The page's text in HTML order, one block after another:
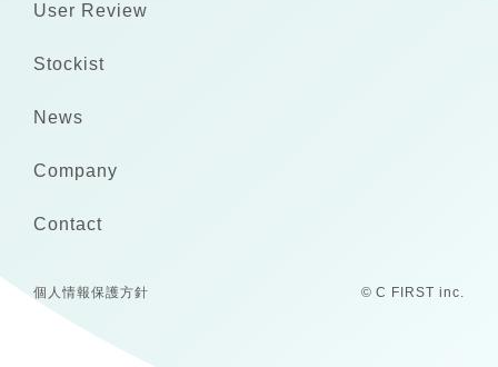
User Review
Stockist
News
Company
Contact
個人情報保護方針 © C FIRST inc.